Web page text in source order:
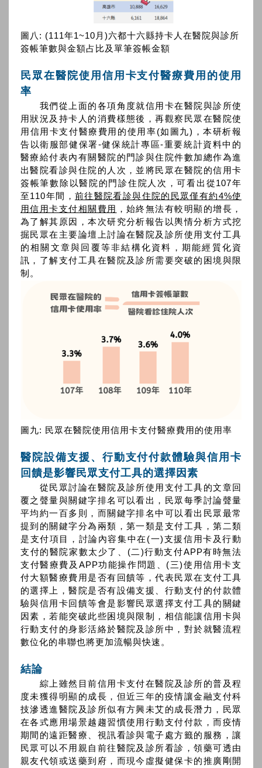
圖八: (111年1~10月)六都十六縣持卡人在醫院與診所
簽帳筆數與金額占比及單筆簽帳金額
民眾在醫院使用信用卡支付醫療費用的使用
率
我們從上面的各項角度就信用卡在醫院與診所使
用狀況及持卡人的消費樣態後，再觀察民眾在醫院使
用信用卡支付醫療費用的使用率(如圖九)，本研析報
告以衛服部健保署-健保統計專區-重要統計資料中的
醫療給付表內有關醫院的門診與住院件數加總作為進
出醫院看診與住院的人次，並將民眾在醫院的信用卡
簽帳筆數除以醫院的門診住院人次，可看出從107年
至110年間， 前往醫院看診與住院的民眾僅有約4%使
用信用卡支付相關費用 ，始終無法有較明顯的增長，
為了解其原因，本次研究分析報告以輿情分析方式挖
掘民眾在主要論壇上討論在醫院及診所使用支付工具
的相關文章與回覆等非結構化資料，期能經質化資
訊，了解支付工具在醫院及診所需要突破的困境與限
制。
圖九: 民眾在醫院使用信用卡支付醫療費用的使用率
醫院設備支援、行動支付付款體驗與信用卡
回饋是影響民眾支付工具的選擇因素
從民眾討論在醫院及診所使用支付工具的文章回
覆之聲量與關鍵字排名可以看出，民眾每季討論聲量
平均約一百多則，而關鍵字排名中可以看出民眾最常
提到的關鍵字分為兩類，第一類是支付工具，第二類
是支付項目，討論內容集中在(一)支援信用卡及行動
支付的醫院家數太少了、(二)行動支付APP有時無法
支付醫療費及APP功能操作問題、(三)使用信用卡支
付大額醫療費用是否有回饋等，代表民眾在支付工具
的選擇上，醫院是否有設備支援、行動支付的付款體
驗與信用卡回饋等會是影響民眾選擇支付工具的關鍵
因素，若能突破此些困境與限制，相信能讓信用卡與
行動支付的身影活絡於醫院及診所中，對於就醫流程
數位化的串聯也將更加流暢與快速。
結論
綜上雖然目前信用卡支付在醫院及診所的普及程
度未獲得明顯的成長，但近三年的疫情讓金融支付科
技滲透進醫院及診所似有方興未艾的成長潛力，民眾
在各式應用場景越趨習慣使用行動支付付款，而疫情
期間的遠距醫療、視訊看診與電子處方籤的服務，讓
民眾可以不用親自前往醫院及診所看診，領藥可透由
親友代領或送藥到府，而現今虛擬健保卡的推廣剛開